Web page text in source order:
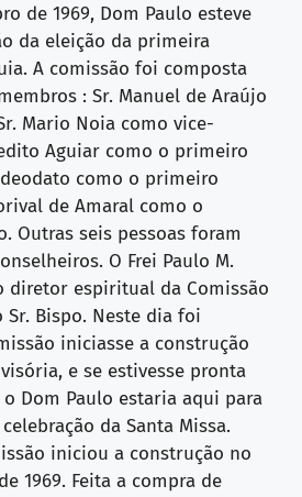
de 1969, Dom Paulo esteve
da eleição da primeira
A comissão foi composta
: Sr. Manuel de Araújo
Mario Noia como vice-
Aguiar como o primeiro
como o primeiro
de Amaral como o
Outras seis pessoas foram
O Frei Paulo M.
diretor espiritual da Comissão
Sr. Bispo. Neste dia foi
iniciasse a construção
e se estivesse pronta
Dom Paulo estaria aqui para
da Santa Missa.
iniciou a construção no
1969. Feita a compra de